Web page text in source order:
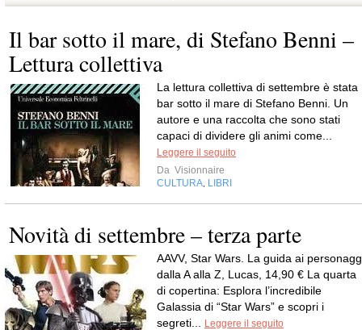
Il bar sotto il mare, di Stefano Benni –
Lettura collettiva
La lettura collettiva di settembre è stata
bar sotto il mare di Stefano Benni. Un
autore e una raccolta che sono stati
capaci di dividere gli animi come...
Leggere il seguito
Da Visionnaire
CULTURA LIBRI
Novità di settembre – terza parte
AAVV, Star Wars. La guida ai
dalla A alla Z, Lucas, 14,90 € La quarta
di copertina: Esplora l’incredibile
Galassia di “Star Wars” e scopri i
segreti...
Leggere il seguito